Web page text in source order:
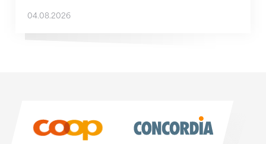
04.08.2026